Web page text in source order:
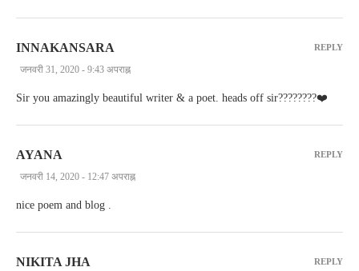
INNAKANSARA
जनवरी 31, 2020 - 9:43 अपराह्न
Sir you amazingly beautiful writer & a poet. heads off sir????????❤️
REPLY
AYANA
जनवरी 14, 2020 - 12:47 अपराह्न
nice poem and blog .
REPLY
NIKITA JHA REPLY